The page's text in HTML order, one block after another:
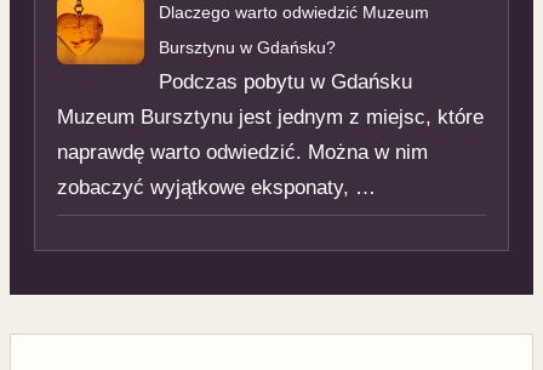
Dlaczego warto odwiedzić Muzeum
Bursztynu w Gdańsku?
Podczas pobytu w Gdańsku
Muzeum Bursztynu jest jednym z miejsc, które
naprawdę warto odwiedzić. Można w nim
zobaczyć wyjątkowe eksponaty, …